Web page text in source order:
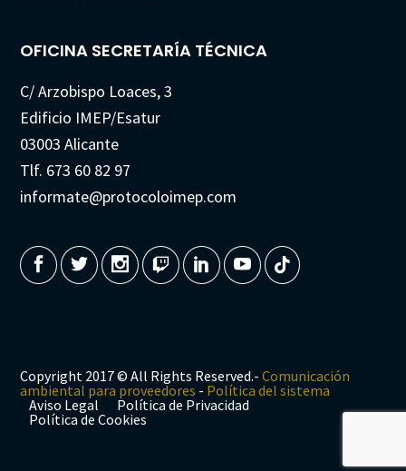
OFICINA SECRETARÍA TÉCNICA
C/ Arzobispo Loaces, 3
Edificio IMEP/Esatur
03003 Alicante
Tlf. 673 60 82 97
informate@protocoloimep.com
Copyright 2017 © All Rights Reserved.-Comunicación
ambiental para proveedores - Política del sistema
Aviso Legal
Política de Privacidad
Política de Cookies